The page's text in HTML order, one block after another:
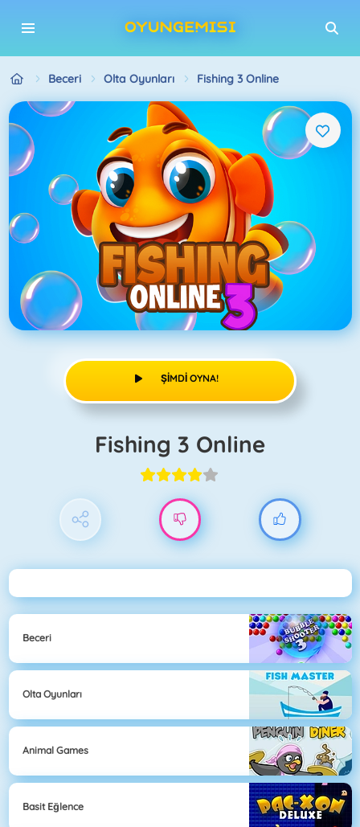
Beceri Olta Oyunları Fishing 3 Online
ŞIMDI OYNA!
Fishing 3 Online
Beceri
Olta Oyunları
Animal Games
Basit Eğlence